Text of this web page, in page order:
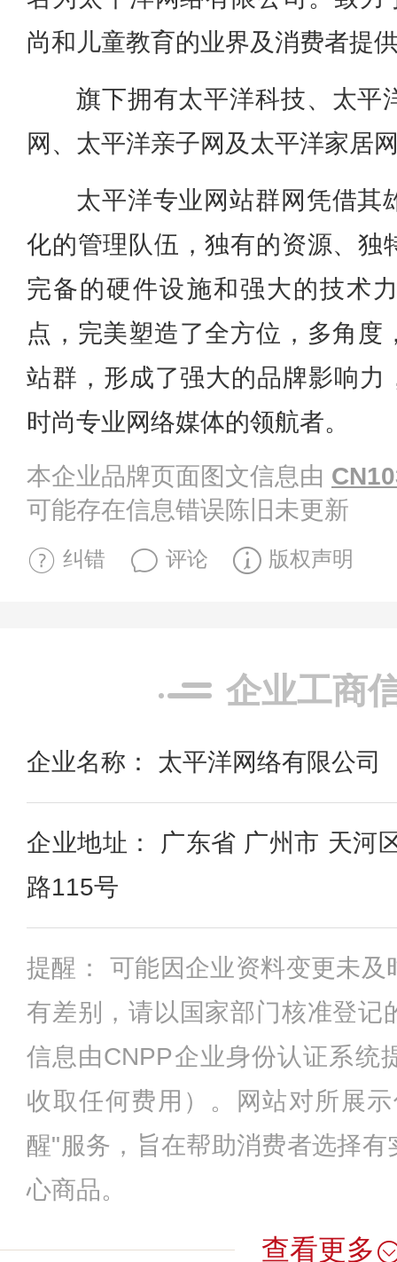
尚和儿童教育的业界及消费者提
旗下拥有太平洋科技、太平
网、太平洋亲子网及太平洋家居
太平洋专业网站群网凭借其
化的管理队伍，独有的资源、独
完备的硬件设施和强大的技术
点，完美塑造了全方位，多角度
站群，形成了强大的品牌影响力
时尚专业网络媒体的领航者。
本企业品牌页面图文信息由
可能存在信息错误陈旧未更新
纠错 评论 版权声明
企业工商
企业名称： 太平洋网络有限公司
企业地址： 广东省 广州市 天河
路115号
提醒： 可能因企业资料变更未
有差别，请以国家部门核准登记
信息由CNPP企业身份认证系统
收取任何费用）。网站对所展
醒"服务，旨在帮助消费者选择
心商品。
查看更多